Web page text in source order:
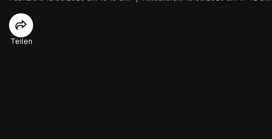
Teilen